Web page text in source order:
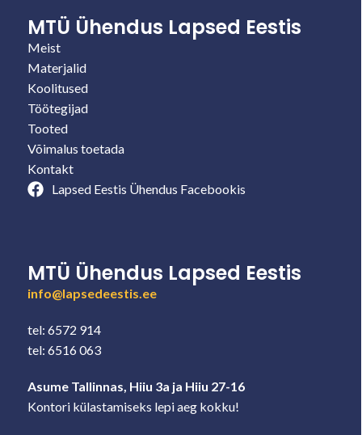
MTÜ Ühendus Lapsed Eestis
Meist
Materjalid
Koolitused
Töötegijad
Tooted
Võimalus toetada
Kontakt
Lapsed Eestis Ühendus Facebookis
MTÜ Ühendus Lapsed Eestis
info@lapsedeestis.ee
tel: 6572 914
tel: 6516 063
Asume Tallinnas, Hiiu 3a ja Hiiu 27-16
Kontori külastamiseks lepi aeg kokku!